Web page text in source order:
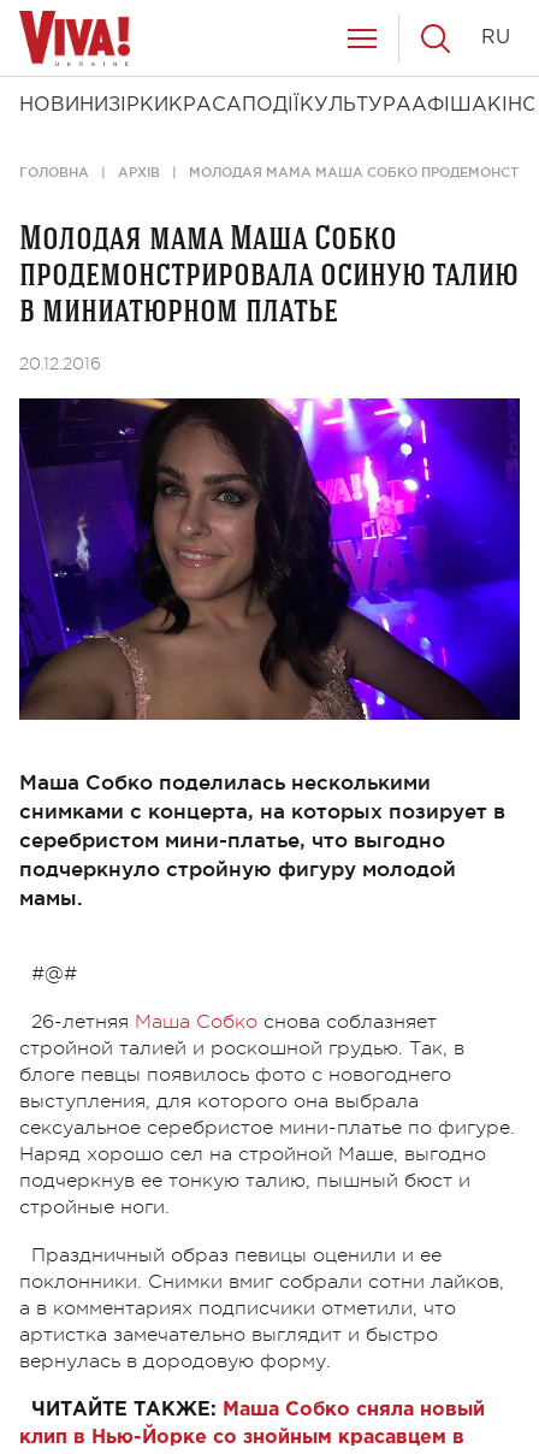
НОВИНИ ЗІРКИ КРАСА ПОДІЇ КУЛЬТУРААФІША КІНО
RU
ГОЛОВНА АРХІВ МОЛОДАЯ МАМА МАША СОБКО
Молодая мама Маша Собко
продемонстрировала осиную талию
в миниатюрном платье
20.12.2016
Маша Собко поделилась несколькими
снимками с концерта, на которых позирует в
серебристом мини-платье, что выгодно
подчеркнуло стройную фигуру молодой
мамы.
#@#
26-летняя Маша Собко снова соблазняет
стройной талией и роскошной грудью. Так, в
блоге певцы появилось фото с новогоднего
выступления, для которого она выбрала
сексуальное серебристое мини-платье по фигуре.
Наряд хорошо сел на стройной Маше, выгодно
подчеркнув ее тонкую талию, пышный бюст и
стройные ноги.
Праздничный образ певицы оценили и ее
поклонники. Снимки вмиг собрали сотни лайков,
а в комментариях подписчики отметили, что
артистка замечательно выглядит и быстро
вернулась в дородовую форму.
ЧИТАЙТЕ ТАКЖЕ: Маша Собко сняла новый
клип в Нью-Йорке со знойным красавцем в